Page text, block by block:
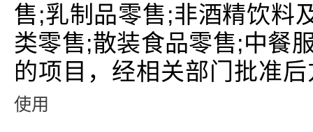
售;乳制品零售;非酒精饮料
类零售;散装食品零售;中餐
的项目，经相关部门批准
使用